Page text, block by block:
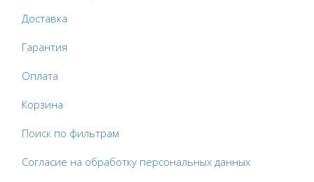
Доставка
Гарантия
Оплата
Корзина
Поиск по фильтрам
Согласие на обработку персональных данных